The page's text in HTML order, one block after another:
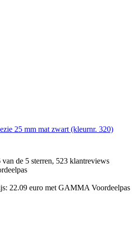
25 mm mat zwart (kleurnr. 320)
de 5 sterren, 523 klantreviews
22.09 euro met GAMMA Voordeelpas